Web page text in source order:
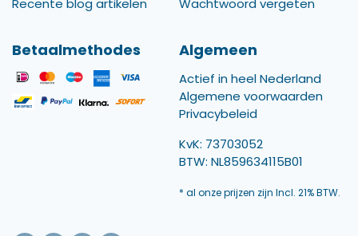
Recente blog artikelen
Wachtwoord vergeten
Betaalmethodes Algemeen
Actief in heel Nederland
Algemene voorwaarden
Privacybeleid
KvK: 73703052
BTW: NL859634115B01
* al onze prijzen zijn Incl. 21% BTW.